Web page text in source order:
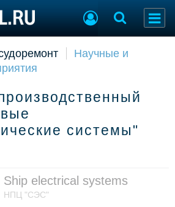
Торговая площадка
Доска объявлений
Оборудование
Изделия
Материалы
Научные и
системы"
Ship electrical systems
НПЦ "СЭС"